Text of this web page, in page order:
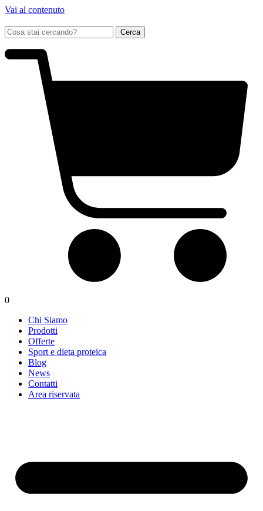
Vai al contenuto
0
Chi Siamo
Prodotti
Offerte
Sport e dieta proteica
Blog
News
Contatti
Area riservata